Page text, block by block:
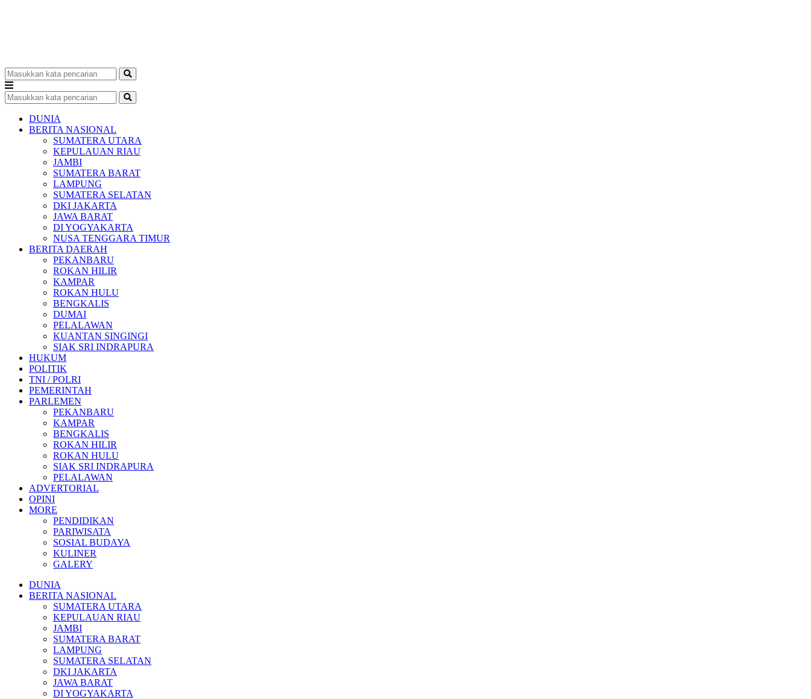
DUNIA
BERITA NASIONAL
SUMATERA UTARA
KEPULAUAN RIAU
JAMBI
SUMATERA BARAT
LAMPUNG
SUMATERA SELATAN
DKI JAKARTA
JAWA BARAT
DI YOGYAKARTA
NUSA TENGGARA TIMUR
BERITA DAERAH
PEKANBARU
ROKAN HILIR
KAMPAR
ROKAN HULU
BENGKALIS
DUMAI
PELALAWAN
KUANTAN SINGINGI
SIAK SRI INDRAPURA
HUKUM
POLITIK
TNI / POLRI
PEMERINTAH
PARLEMEN
PEKANBARU
KAMPAR
BENGKALIS
ROKAN HILIR
ROKAN HULU
SIAK SRI INDRAPURA
PELALAWAN
ADVERTORIAL
OPINI
MORE
PENDIDIKAN
PARIWISATA
SOSIAL BUDAYA
KULINER
GALERY
DUNIA
BERITA NASIONAL
SUMATERA UTARA
KEPULAUAN RIAU
JAMBI
SUMATERA BARAT
LAMPUNG
SUMATERA SELATAN
DKI JAKARTA
JAWA BARAT
DI YOGYAKARTA